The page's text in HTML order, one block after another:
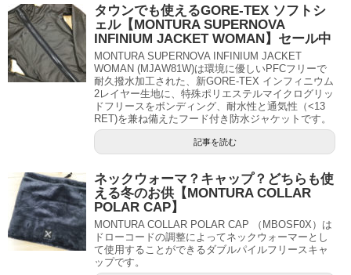
タウンでも使えるGORE-TEX ソフトシ
ェル【MONTURA SUPERNOVA
INFINIUM JACKET WOMAN】セール中
MONTURA SUPERNOVA INFINIUM JACKET
WOMAN (MJAW81W)は環境に優しいPFCフリーで
耐久撥水加工された、新GORE-TEX インフィニウム
2レイヤー生地に、特殊ポリエステルマイクログリッ
ドフリースをボンディング、耐水性と通気性（<13
RET)を兼ね備えたフード付き防水ジャケットです。
記事を読む
ネックウォーマ？キャップ？どちらも使
える冬のお供【MONTURA COLLAR
POLAR CAP】
MONTURA COLLAR POLAR CAP （MBOSF0X）は
ドローコードの調整によってネックウォーマーとし
て使用することができるダブルパイルフリースキャ
ップです。